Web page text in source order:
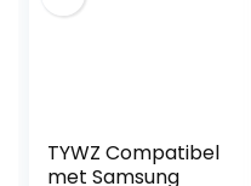
TYWZ Compatibel
met Samsung